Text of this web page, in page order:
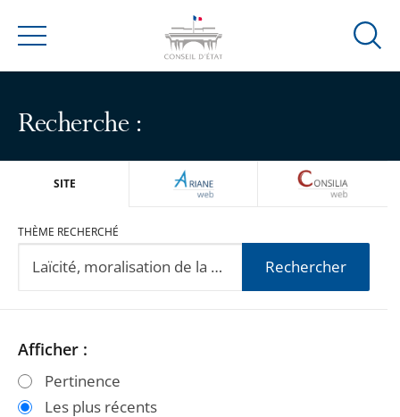
Menu
Ouvrir
Recherche :
SITE ARIANEWEB
THÈME RECHERCHÉ
Rechercher
Passer
les
filtres
Passer
les
filtres
Afficher :
Pertinence
Les plus récents